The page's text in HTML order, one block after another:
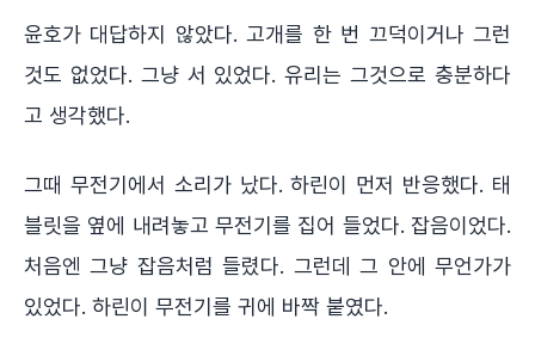
윤호가 대답하지 않았다. 고개를 한 번 끄덕이거나 그런
것도 없었다. 그냥 서 있었다. 유리는 그것으로 충분하다
고 생각했다.
그때 무전기에서 소리가 났다. 하린이 먼저 반응했다. 태
블릿을 옆에 내려놓고 무전기를 집어 들었다. 잡음이었다.
처음엔 그냥 잡음처럼 들렸다. 그런데 그 안에 무언가가
있었다. 하린이 무전기를 귀에 바짝 붙였다.